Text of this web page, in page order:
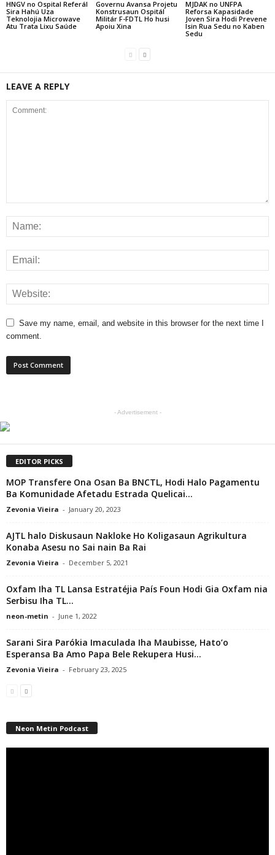
HNGV no Ospital Referál
Sira Hahú Uza
Teknolojia Microwave
Atu Trata Lixu Saúde
Governu Avansa Projetu
Konstrusaun Ospitál
Militár F-FDTL Ho husi
Apoiu Xina
MJDAK no UNFPA
Reforsa Kapasidade
Joven Sira Hodi Prevene
Isin Rua Sedu no Kaben
Sedu
LEAVE A REPLY
Save my name, email, and website in this browser for the next time I
comment.
- Advertisement -
EDITOR PICKS
MOP Transfere Ona Osan Ba BNCTL, Hodi Halo Pagamentu
Ba Komunidade Afetadu Estrada Quelicai...
Zevonia Vieira - January 20, 2023
AJTL halo Diskusaun Nakloke Ho Koligasaun Agrikultura
Konaba Asesu no Sai nain Ba Rai
Zevonia Vieira - December 5, 2021
Oxfam Iha TL Lansa Estratéjia País Foun Hodi Gia Oxfam nia
Serbisu Iha TL...
neon-metin - June 1, 2022
Sarani Sira Parókia Imaculada Iha Maubisse, Hato’o
Esperansa Ba Amo Papa Bele Rekupera Husi...
Zevonia Vieira - February 23, 2025
Neon Metin Podcast